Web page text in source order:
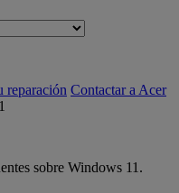
reparación Contactar a Acer
sobre Windows 11.